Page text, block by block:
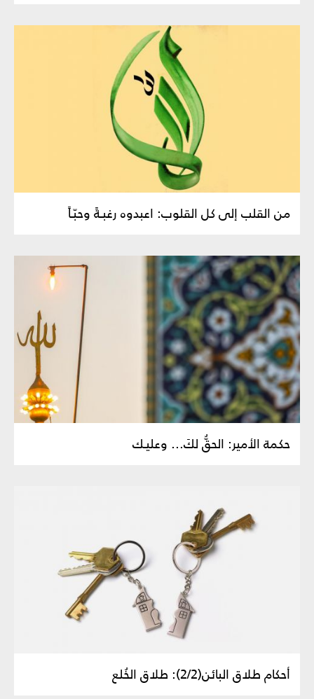
من القلب إلى كل القلوب: اعبدوه رغبـةً وحبّـاً
حكمة الأمير: الحقُّ لكَ... وعليـك
أحكام طلاق البائن(2/2): طلاق الخُلع